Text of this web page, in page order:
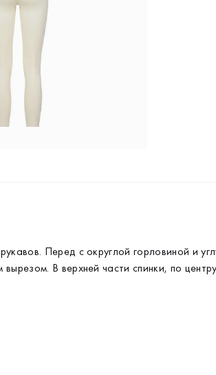
Перед с округлой горловиной и
В верхней части спинки, по